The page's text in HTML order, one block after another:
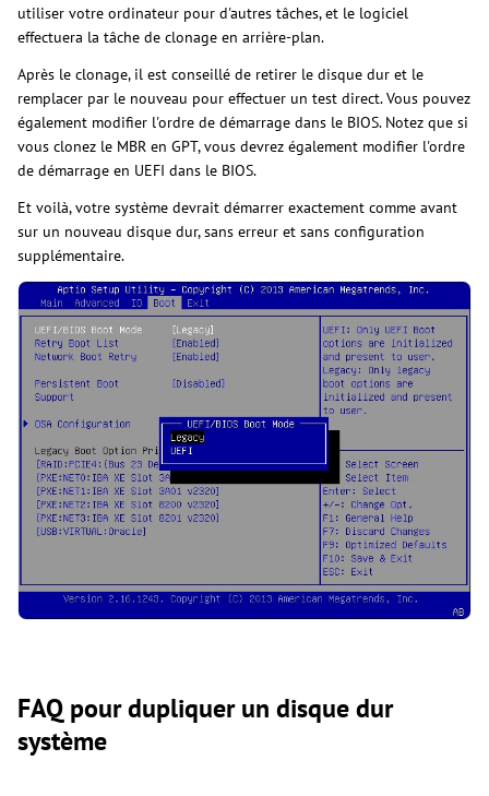
utiliser votre ordinateur pour d'autres tâches, et le logiciel
effectuera la tâche de clonage en arrière-plan.
Après le clonage, il est conseillé de retirer le disque dur et le
remplacer par le nouveau pour effectuer un test direct. Vous pouvez
également modifier l'ordre de démarrage dans le BIOS. Notez que si
vous clonez le MBR en GPT, vous devrez également modifier l'ordre
de démarrage en UEFI dans le BIOS.
Et voilà, votre système devrait démarrer exactement comme avant
sur un nouveau disque dur, sans erreur et sans configuration
supplémentaire.
FAQ pour dupliquer un disque dur
système